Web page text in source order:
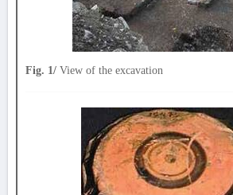
Fig. 1/ View of the excavation